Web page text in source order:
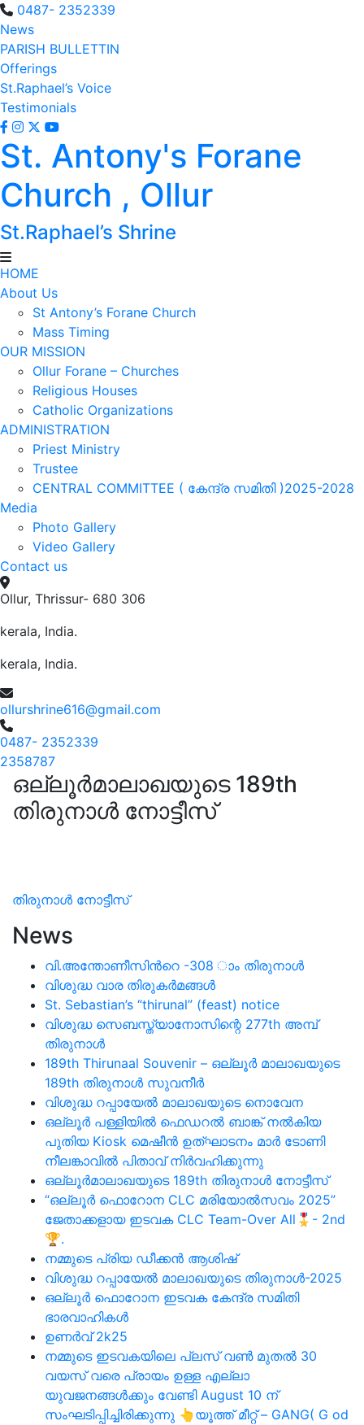
0487- 2352339
News
PARISH BULLETTIN
Offerings
St.Raphael’s Voice
Testimonials
St. Antony's Forane
Church , Ollur
St.Raphael’s Shrine
HOME
About Us
St Antony’s Forane Church
Mass Timing
OUR MISSION
Ollur Forane – Churches
Religious Houses
Catholic Organizations
ADMINISTRATION
Priest Ministry
Trustee
CENTRAL COMMITTEE ( കേന്ദ്ര സമിതി )2025-2028
Media
Photo Gallery
Video Gallery
Contact us
Ollur, Thrissur- 680 306
kerala, India.
kerala, India.
ollurshrine616@gmail.com
0487- 2352339
2358787
ഒല്ലൂര്‍മാലാഖയുടെ 189th
തിരുനാള്‍ നോട്ടീസ്
തിരുനാൾ നോട്ടീസ്
News
വി.അന്തോണീസിന്‍റെ -308 ാം തിരുനാള്‍
വിശുദ്ധ വാര തിരുകര്‍മങ്ങള്‍
St. Sebastian’s “thirunal” (feast) notice
വിശുദ്ധ സെബസ്ത്യാനോസിന്റെ 277th അമ്പ്
തിരുനാള്‍
189th Thirunaal Souvenir – ഒല്ലൂര്‍ മാലാഖയുടെ
189th തിരുനാള്‍ സുവനീര്‍
വിശുദ്ധ റപ്പായേല്‍ മാലാഖയുടെ നൊവേന
ഒല്ലൂര്‍ പള്ളിയില്‍ ഫെഡറല്‍ ബാങ്ക് നല്‍കിയ
പുതിയ Kiosk മെഷീന്‍ ഉത്ഘാടനം മാർ ടോണി
നീലങ്കാവിൽ പിതാവ് നിര്‍വഹിക്കുന്നു
ഒല്ലൂര്‍മാലാഖയുടെ 189th തിരുനാള്‍ നോട്ടീസ്
“ഒല്ലൂര്‍ ഫൊറോന CLC മരിയോല്‍സവം 2025”
ജേതാക്കളായ ഇടവക CLC Team-Over All🎖️- 2nd
🏆.
നമ്മുടെ പ്രിയ ഡീക്കൻ ആശിഷ്
വിശുദ്ധ റപ്പായേല്‍ മാലാഖയുടെ തിരുനാള്‍-2025
ഒല്ലൂര്‍ ഫൊറോന ഇടവക കേന്ദ്ര സമിതി
ഭാരവാഹികള്‍
ഉണര്‍വ് 2k25
നമ്മുടെ ഇടവകയിലെ പ്ലസ് വൺ മുതൽ 30
വയസ് വരെ പ്രായം ഉള്ള എല്ലാ
യുവജനങ്ങൾക്കും വേണ്ടി August 10 ന്
സംഘടിപ്പിച്ചിരിക്കുന്നു 👆യൂത്ത് മീറ്റ് – GANG( G od